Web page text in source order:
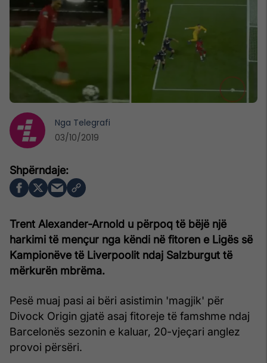
Trent Alexander-Arnold u përpoq të bëjë një
harkimi të mençur nga këndi në fitoren e Ligës së
Kampionëve të Liverpoolit ndaj Salzburgut të
mërkurën mbrëma.
Pesë muaj pasi ai bëri asistimin 'magjik' për
Divock Origin gjatë asaj fitoreje të famshme ndaj
Barcelonës sezonin e kaluar, 20-vjeçari anglez
provoi përsëri.
Nga Telegrafi
03/10/2019